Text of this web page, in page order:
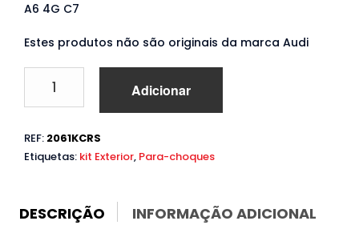
A6 4G C7
Estes produtos não são originais da marca Audi
Body
Audi
A6
(2011
Adicionar
REF: 2061KCRS
Etiquetas: kit Exterior, Para-choques
DESCRIÇÃO INFORMAÇÃO ADICIONAL